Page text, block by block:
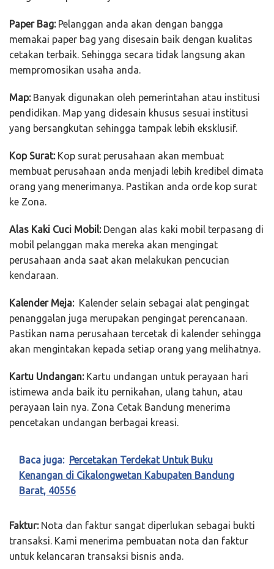
Paper Bag:Pelanggan anda akan dengan bangga
memakai paper bag yang disesain baik dengan kualitas
cetakan terbaik. Sehingga secara tidak langsung akan
mempromosikan usaha anda.
Map:Banyak digunakan oleh pemerintahan atau institusi
pendidikan. Map yang didesain khusus sesuai institusi
yang bersangkutan sehingga tampak lebih eksklusif.
Kop Surat:Kop surat perusahaan akan membuat
membuat perusahaan anda menjadi lebih kredibel dimata
orang yang menerimanya. Pastikan anda orde kop surat
ke Zona.
Alas Kaki Cuci Mobil:Dengan alas kaki mobil terpasang di
mobil pelanggan maka mereka akan mengingat
perusahaan anda saat akan melakukan pencucian
kendaraan.
Kalender Meja:Kalender selain sebagai alat pengingat
penanggalan juga merupakan pengingat perencanaan.
Pastikan nama perusahaan tercetak di kalender sehingga
akan mengintakan kepada setiap orang yang melihatnya.
Kartu Undangan:Kartu undangan untuk perayaan hari
istimewa anda baik itu pernikahan, ulang tahun, atau
perayaan lain nya. Zona Cetak Bandung menerima
pencetakan undangan berbagai kreasi.
Baca juga: Percetakan Terdekat Untuk Buku
Kenangan di Cikalongwetan Kabupaten Bandung
Barat, 40556
Faktur:Nota dan faktur sangat diperlukan sebagai bukti
transaksi. Kami menerima pembuatan nota dan faktur
untuk kelancaran transaksi bisnis anda.